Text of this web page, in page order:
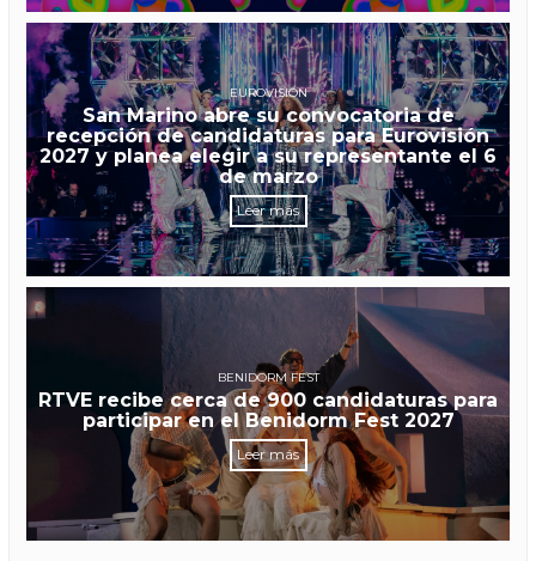
EUROVISIÓN
San Marino abre su convocatoria de
recepción de candidaturas para Eurovisión
2027 y planea elegir a su representante el 6
de marzo
Leer más
BENIDORM FEST
RTVE recibe cerca de 900 candidaturas para
participar en el Benidorm Fest 2027
Leer más